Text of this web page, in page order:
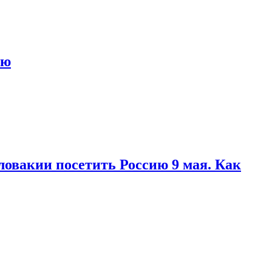
посетить Россию 9 мая. Как